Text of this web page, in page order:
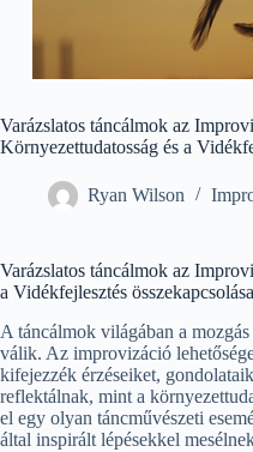
Varázslatos táncálmok az
Környezettudatosság és a
Ryan Wilson
Varázslatos táncálmok az
a Vidékfejlesztés összekapcsolása
A táncálmok világában a
válik. Az improvizáció
kifejezzék érzéseiket,
reflektálnak, mint a
el egy olyan táncművészeti
által inspirált lépésekkel